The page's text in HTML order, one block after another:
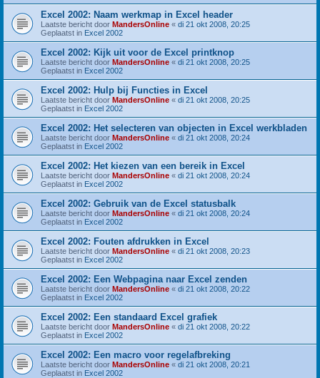
Excel 2002: Naam werkmap in Excel header
Laatste bericht door MandersOnline « di 21 okt 2008, 20:25
Geplaatst in Excel 2002
Excel 2002: Kijk uit voor de Excel printknop
Laatste bericht door MandersOnline « di 21 okt 2008, 20:25
Geplaatst in Excel 2002
Excel 2002: Hulp bij Functies in Excel
Laatste bericht door MandersOnline « di 21 okt 2008, 20:25
Geplaatst in Excel 2002
Excel 2002: Het selecteren van objecten in Excel werkbladen
Laatste bericht door MandersOnline « di 21 okt 2008, 20:24
Geplaatst in Excel 2002
Excel 2002: Het kiezen van een bereik in Excel
Laatste bericht door MandersOnline « di 21 okt 2008, 20:24
Geplaatst in Excel 2002
Excel 2002: Gebruik van de Excel statusbalk
Laatste bericht door MandersOnline « di 21 okt 2008, 20:24
Geplaatst in Excel 2002
Excel 2002: Fouten afdrukken in Excel
Laatste bericht door MandersOnline « di 21 okt 2008, 20:23
Geplaatst in Excel 2002
Excel 2002: Een Webpagina naar Excel zenden
Laatste bericht door MandersOnline « di 21 okt 2008, 20:22
Geplaatst in Excel 2002
Excel 2002: Een standaard Excel grafiek
Laatste bericht door MandersOnline « di 21 okt 2008, 20:22
Geplaatst in Excel 2002
Excel 2002: Een macro voor regelafbreking
Laatste bericht door MandersOnline « di 21 okt 2008, 20:21
Geplaatst in Excel 2002